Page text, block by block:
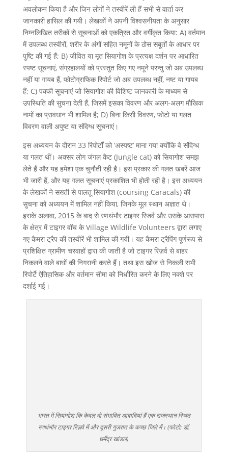
अवलोकन किया है और जिन लोगों ने तस्वीरें ली हैं सभी से वार्ता कर
जानकारी हासिल की गयी। लेखकों ने अपनी विश्वसनीयता के अनुसार
निम्नलिखित तरीकों से सूचनाओं को एकत्रित और वर्गीकृत किया: A) वर्तमान
में उपलब्ध तस्वीरों, शरीर के अंगों सहित नमूनों के ठोस सबूतों के आधार पर
पुष्टि की गई हैं; B) जीवित या मृत सियागोश के प्रत्यक्ष दर्शन पर आधारित
स्पष्ट सूचनाएं, संग्रहालयों को प्रस्तुत किए गए नमूने परन्तु जो अब उपलब्ध
नहीं या गायब हैं, फोटोग्राफिक रिपोर्ट जो अब उपलब्ध नहीं, नष्ट या गायब
हैं; C) पक्की सूचनाएं जो सियागोश की विशिष्ट जानकारी के माध्यम से
उपस्थिति की सुचना देती हैं, जिसमें इसका विवरण और अलग-अलग मौखिक
नामों का प्रावधान भी शामिल है; D) बिना किसी विवरण, फोटो या गलत
विवरण वाली अपुष्ट या संदिग्ध सूचनाएं।
इस अध्ययन के दौरान 33 रिपोर्टों को ‘अस्पष्ट’ माना गया क्योंकि वे संदिग्ध
या गलत थीं। अक्सर लोग जंगल कैट (Jungle cat) को सियागोश समझ
लेते हैं और यह हमेशा एक चुनौती रही है। इस प्रकार की गलत खबरें आज
भी जारी हैं, और यह गलत सूचनाएं प्रकाशित भी होती रही है। इस अध्ययन
के लेखकों ने सख्ती से पालतू सियागोश (coursing Caracals) की
सुचना को अध्ययन में शामिल नहीं किया, जिनके मूल स्थान अज्ञात थे।
इसके अलावा, 2015 के बाद से रणथंभौर टाइगर रिजर्व और उसके आसपास
के क्षेत्र में टाइगर वॉच के Village Wildlife Volunteers द्वारा लगाए
गए कैमरा ट्रैप की तस्वीरें भी शामिल की गयी। यह कैमरा ट्रैपिंग पूर्णरूप से
प्रशिक्षित ग्रामीण चरवाहों द्वारा की जाती है जो टाइगर रिज़र्व से बाहर
निकलने वाले बाघों की निगरानी करते हैं। तथा इस खोज से निकली सभी
रिपोर्टे ऐतिहासिक और वर्तमान सीमा को निर्धारित करने के लिए नक्शे पर
दर्शाई गई।
भारत में सियागोश कि केवल दो संभावित आबादियां हैं एक राजस्थान स्थित
रणथंभौर टाइगर रिज़र्व में और दूसरी गुजरात के कच्छ जिले में। (फोटो: डॉ.
धर्मेंद्र खांडल)